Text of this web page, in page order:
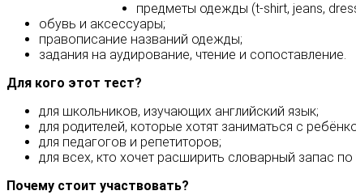
предметы одежды (t-shirt, jeans,
обувь и аксессуары;
правописание названий одежды;
задания на аудирование, чтение и сопоставление.
Для кого этот тест?
для школьников, изучающих английский язык;
для родителей, которые хотят заниматься с
для педагогов и репетиторов;
для всех, кто хочет расширить словарный запас
Почему стоит участвовать?